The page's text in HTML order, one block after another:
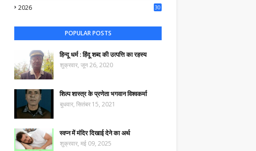
2026
30
POPULAR POSTS
हिन्दू धर्म : हिंदू शब्द की उत्पत्ति का रहस्य
शुक्रवार, जून 26, 2020
शिल्प शास्त्र के प्रणेता भगवान विश्वकर्मा
बुधवार, सितंबर 15, 2021
स्वप्न में मंदिर दिखाई देने का अर्थ
शुक्रवार, मई 09, 2025